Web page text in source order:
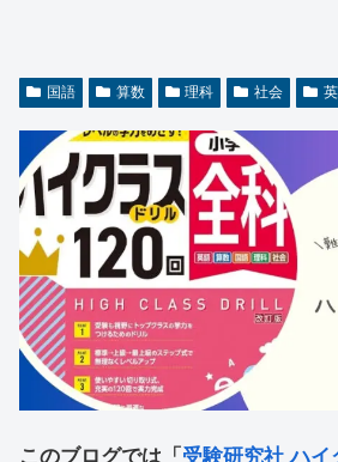
国語 算数 理科 社会
このブログでは「 受験研究社 ハ